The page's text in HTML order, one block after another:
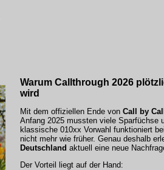
Warum Callthrough 2026
wird
Mit dem offiziellen Ende von Call by
Anfang 2025 mussten viele Sparfüchse
klassische 010xx Vorwahl funktioniert
nicht mehr wie früher. Genau deshalb
Deutschland aktuell eine neue
Der Vorteil liegt auf der Hand: